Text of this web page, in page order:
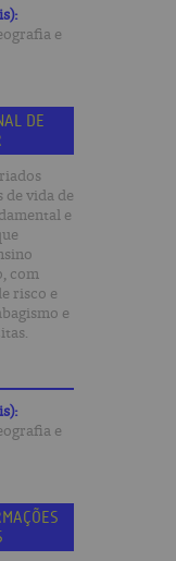
e
DE
de vida de
e
com
risco e
e
e